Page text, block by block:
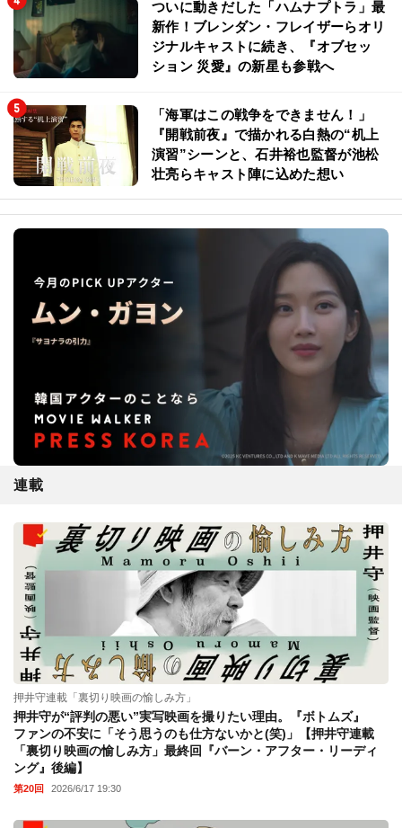
「ストレンジャー・シングス」でブレ
イクした世代トップのセイディー・シ
ンクとは？
新作！ブレンダン・フレイザーらオリ
ジナルキャストに続き、『オブセッ
ション 災愛』の新星も参戦へ
「海軍はこの戦争をできません！」
演習”シーンと、石井裕也監督が池松
壮亮らキャスト陣に込めた想い
連載
押井守連載「裏切り映画の愉しみ方」
ファンの不安に「そう思うのも仕方ないかと(笑)」【押井守連載